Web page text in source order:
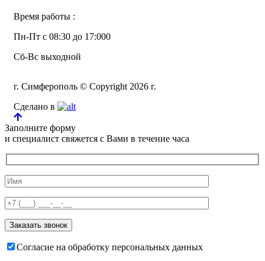
Время работы :
Пн-Пт с 08:30 до 17:000
Сб-Вс выходной
г. Симферополь © Copyright 2026 г.
Сделано в
Заполните форму
и специалист свяжется с Вами в течение часа
Согласие на обработку персональных данных